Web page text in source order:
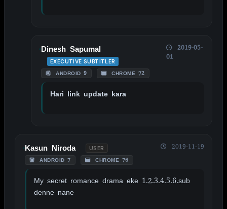
Dinesh Sapumal
EXECUTIVE SUBTITLER
ANDROID 9 CHROME 72
2019-05-
01
Hari link update kara
Kasun Niroda USER
ANDROID 7 CHROME 76
2019-11-19
My secret romance drama eke 1.2.3.4.5.6.sub
denne nane